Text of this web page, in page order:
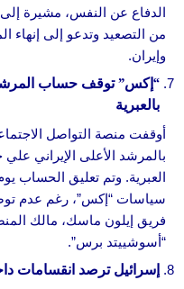
الدفاع عن النفس، مشيرة إلى
من التصعيد وتدعو إلى إنهاء
وإيران.
“إكس” توقف حساب المرشد
بالعبرية
أوقفت منصة التواصل
بالمرشد الأعلى الإيراني
العبرية. وتم تعليق الحساب
سياسات “إكس”، رغم عدم
فريق إيلون ماسك، مالك
“أسوشييتد برس”.
إسرائيل ترصد انقسامات